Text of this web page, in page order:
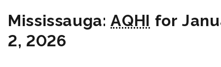
Mississauga:AQHI for
2, 2026